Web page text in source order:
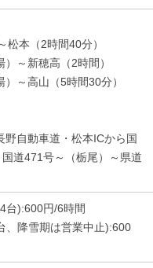
松本（2時間40分）
～新穂高（2時間）
～高山（5時間30分）
野自動車道・松本ICから国
道471号～（栃尾）～県道
台):600円/6時間
、降雪期は営業中止):600